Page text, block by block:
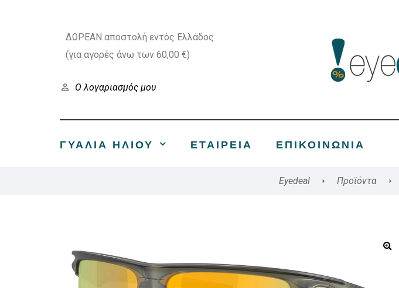
ΔΩΡΕΑΝ αποστολή εντός Ελλάδος
(για αγορές άνω των 60,00 €)
Ο λογαριασμός μου
ΓΥΑΛΙΑ ΗΛΙΟΥ ΕΤΑΙΡΕΊΑ ΕΠΙΚΟΙΝΩΝΊΑ
Eyedeal Προϊόντα